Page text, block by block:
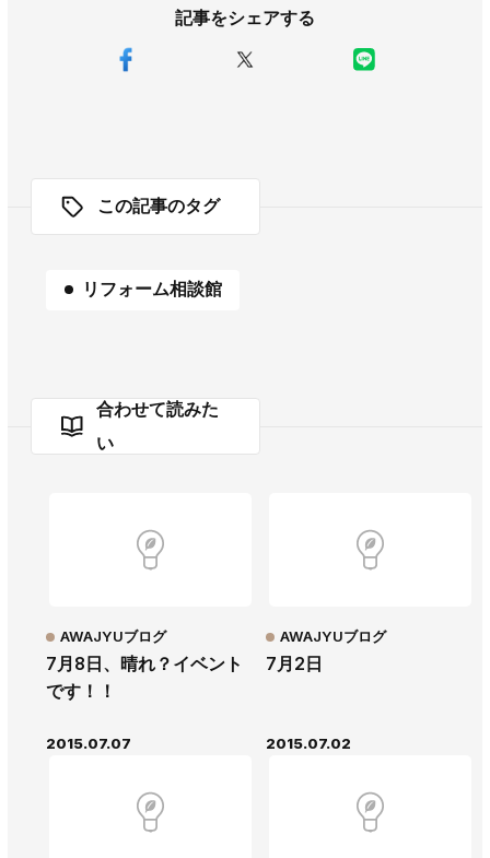
記事をシェアする
この記事のタグ
リフォーム相談館
合わせて読みた
い
7月8日、晴れ？イベント
です！！
AWAJYUブログ
2015.07.07
7月2日
AWAJYUブログ
2015.07.02